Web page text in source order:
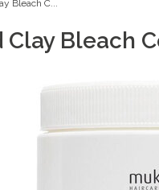
Bleach C...
Bleach